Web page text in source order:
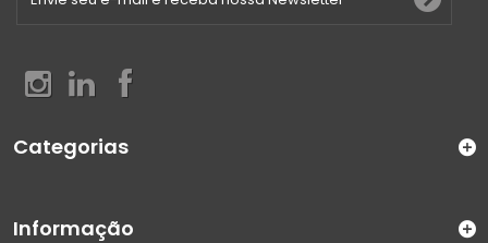
Categorias
Informação